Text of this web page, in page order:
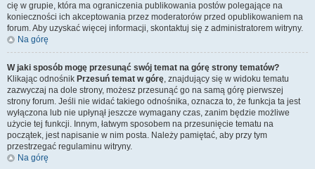
cię w grupie, która ma ograniczenia publikowania postów polegające na
konieczności ich akceptowania przez moderatorów przed opublikowaniem na
forum. Aby uzyskać więcej informacji, skontaktuj się z administratorem witryny.
Na górę
W jaki sposób mogę przesunąć swój temat na górę strony tematów?
Klikając odnośnik Przesuń temat w górę, znajdujący się w widoku tematu
zazwyczaj na dole strony, możesz przesunąć go na samą górę pierwszej
strony forum. Jeśli nie widać takiego odnośnika, oznacza to, że funkcja ta jest
wyłączona lub nie upłynął jeszcze wymagany czas, zanim będzie możliwe
użycie tej funkcji. Innym, łatwym sposobem na przesunięcie tematu na
początek, jest napisanie w nim posta. Należy pamiętać, aby przy tym
przestrzegać regulaminu witryny.
Na górę